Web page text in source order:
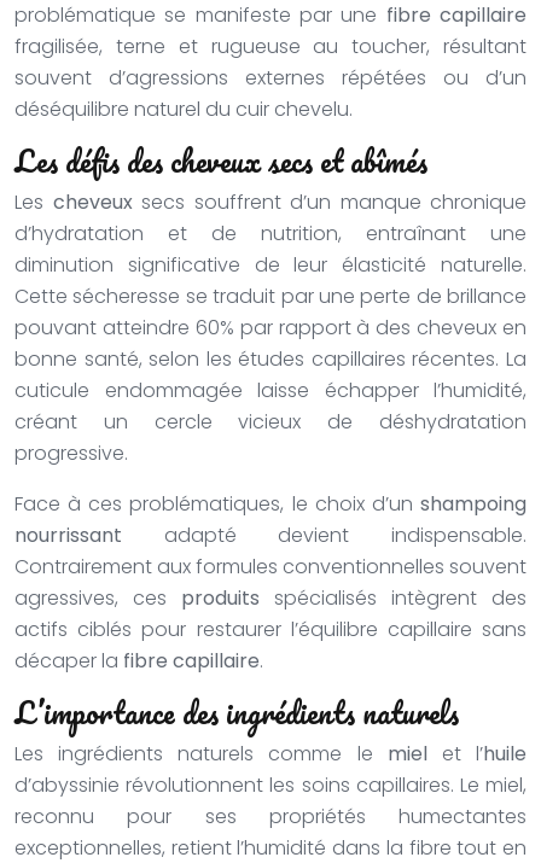
problématique se manifeste par une fibre capillaire
fragilisée, terne et rugueuse au toucher, résultant
souvent d’agressions externes répétées ou d’un
déséquilibre naturel du cuir chevelu.
Les défis des cheveux secs et abîmés
Les cheveuxsecs souffrent d’un manque chronique
d’hydratation et de nutrition, entraînant une
diminution significative de leur élasticité naturelle.
Cette sécheresse se traduit par une perte de brillance
pouvant atteindre 60% par rapport à des cheveux en
bonne santé, selon les études capillaires récentes. La
cuticule endommagée laisse échapper l’humidité,
créant un cercle vicieux de déshydratation
progressive.
Face à ces problématiques, le choix d’un shampoing
nourrissant adapté devient indispensable.
Contrairement aux formules conventionnelles souvent
agressives, ces produits spécialisés intègrent des
actifs ciblés pour restaurer l’équilibre capillaire sans
décaper la fibre capillaire.
L’importance des ingrédients naturels
Les ingrédients naturels comme le mielet l’huile
d’abyssinie révolutionnent les soins capillaires. Le miel,
reconnu pour ses propriétés humectantes
exceptionnelles, retient l’humidité dans la fibre tout en